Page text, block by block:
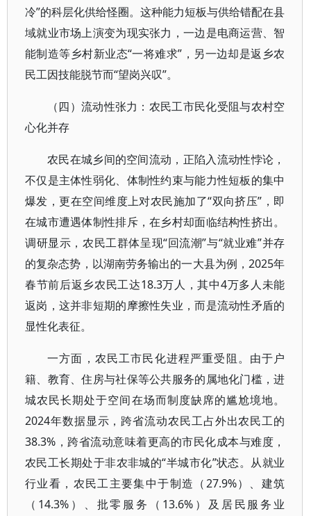
冷”的科层化供给怪圈。这种能力短板与供给错配在县
域就业市场上演变为现实张力，一边是电商运营、智
能制造等乡村新业态“一将难求”，另一边却是返乡农
民工因技能脱节而“望岗兴叹”。
（四）流动性张力：农民工市民化受阻与农村空
心化并存
农民在城乡间的空间流动，正陷入流动性悖论，
不仅是主体性弱化、体制性约束与能力性短板的集中
爆发，更在空间维度上对农民施加了“双向挤压”，即
在城市遭遇体制性排斥，在乡村却面临结构性挤出。
调研显示，农民工群体呈现“回流潮”与“就业难”并存
的复杂态势，以湖南劳务输出的一大县为例，2025年
春节前后返乡农民工达18.3万人，其中4万多人未能
返岗，这并非短期的摩擦性失业，而是流动性矛盾的
显性化表征。
一方面，农民工市民化进程严重受阻。由于户
籍、教育、住房与社保等公共服务的属地化门槛，进
城农民长期处于空间在场而制度缺席的尴尬境地。
2024年数据显示，跨省流动农民工占外出农民工的
38.3%，跨省流动意味着更高的市民化成本与难度，
农民工长期处于非农非城的“半城市化”状态。从就业
行业看，农民工主要集中于制造（27.9%）、建筑
（14.3%）、批零服务（13.6%）及居民服务业